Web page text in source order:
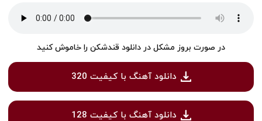
در صورت بروز مشکل در دانلود قندشکن را خاموش کنید
دانلود آهنگ با کیفیت 320
دانلود آهنگ با کیفیت 128